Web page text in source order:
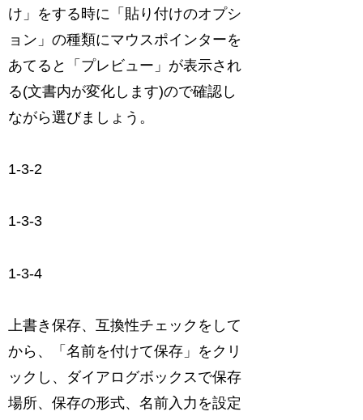
け」をする時に「貼り付けのオプシ
ョン」の種類にマウスポインターを
あてると「プレビュー」が表示され
る(文書内が変化します)ので確認し
ながら選びましょう。
1-3-2
1-3-3
1-3-4
上書き保存、互換性チェックをして
から、「名前を付けて保存」をクリ
ックし、ダイアログボックスで保存
場所、保存の形式、名前入力を設定